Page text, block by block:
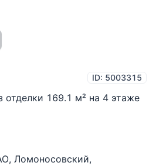
ID: 5003315
отделки 169.1 м² на 4 этаже
, Ломоносовский,